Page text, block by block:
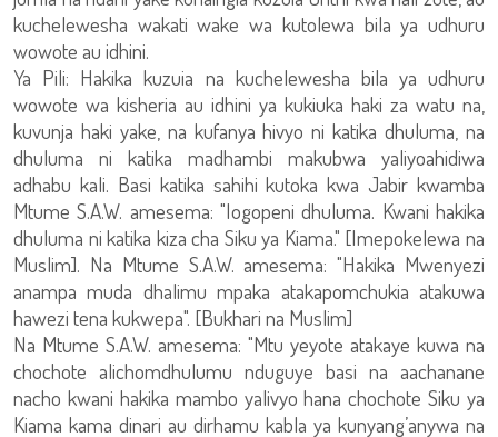
kuchelewesha wakati wake wa kutolewa bila ya udhuru
wowote au idhini.
Ya Pili: Hakika kuzuia na kuchelewesha bila ya udhuru
wowote wa kisheria au idhini ya kukiuka haki za watu na,
kuvunja haki yake, na kufanya hivyo ni katika dhuluma, na
dhuluma ni katika madhambi makubwa yaliyoahidiwa
adhabu kali. Basi katika sahihi kutoka kwa Jabir kwamba
Mtume S.A.W. amesema: "Iogopeni dhuluma. Kwani hakika
dhuluma ni katika kiza cha Siku ya Kiama." [Imepokelewa na
Muslim]. Na Mtume S.A.W. amesema: "Hakika Mwenyezi
anampa muda dhalimu mpaka atakapomchukia atakuwa
hawezi tena kukwepa". [Bukhari na Muslim]
Na Mtume S.A.W. amesema: "Mtu yeyote atakaye kuwa na
chochote alichomdhulumu nduguye basi na aachanane
nacho kwani hakika mambo yalivyo hana chochote Siku ya
Kiama kama dinari au dirhamu kabla ya kunyang’anywa na